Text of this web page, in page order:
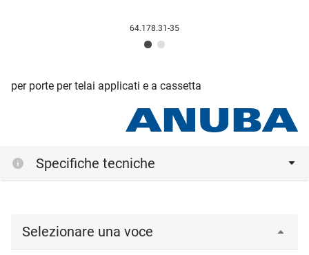
64.178.31-35
per porte per telai applicati e a cassetta
Specifiche tecniche
Selezionare una voce